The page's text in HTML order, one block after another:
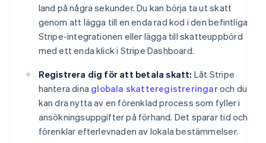
land på några sekunder. Du kan börja ta ut skatt
genom att lägga till en enda rad kod i den befintliga
Stripe-integrationen eller lägga till skatteuppbörd
med ett enda klick i Stripe Dashboard.
Registrera dig för att betala skatt: Låt Stripe
hantera dina globala skatteregistreringaroch du
kan dra nytta av en förenklad process som fyller i
ansökningsuppgifter på förhand. Det sparar tid och
förenklar efterlevnaden av lokala bestämmelser.